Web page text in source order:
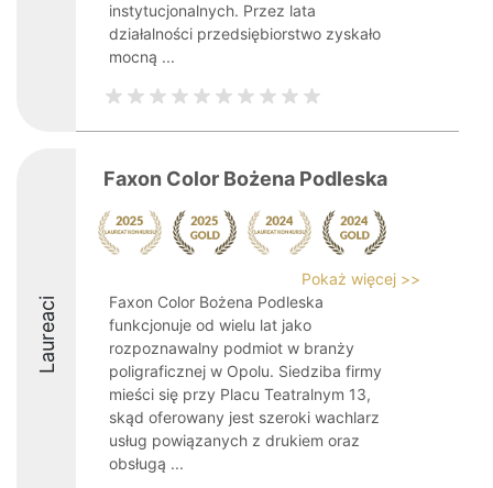
instytucjonalnych. Przez lata
działalności przedsiębiorstwo zyskało
mocną ...
Laureaci
Faxon Color Bożena Podleska
Pokaż więcej >>
Faxon Color Bożena Podleska
funkcjonuje od wielu lat jako
rozpoznawalny podmiot w branży
poligraficznej w Opolu. Siedziba firmy
mieści się przy Placu Teatralnym 13,
skąd oferowany jest szeroki wachlarz
usług powiązanych z drukiem oraz
obsługą ...